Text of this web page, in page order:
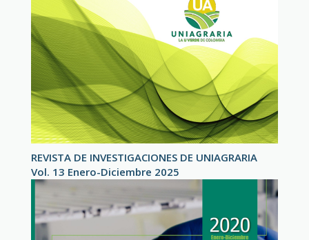
REVISTA DE INVESTIGACIONES DE UNIAGRARIA
Vol. 13 Enero-Diciembre 2025